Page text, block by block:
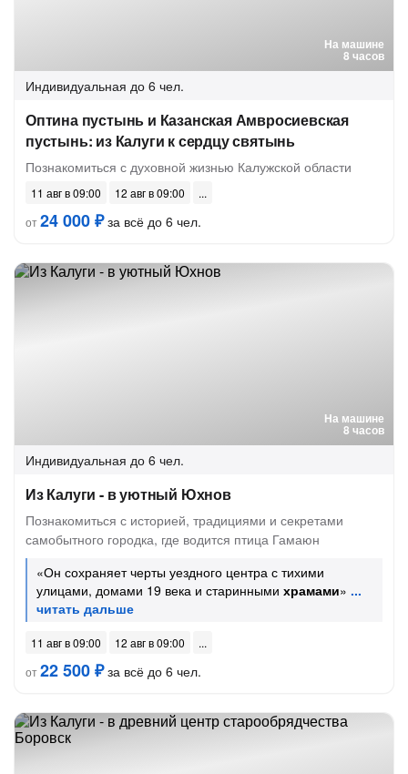
На машине
8 часов
Индивидуальная до 6 чел.
Оптина пустынь и Казанская Амвросиевская
пустынь: из Калуги к сердцу святынь
Познакомиться с духовной жизнью Калужской области
11 авг в 09:00
12 авг в 09:00
от24 000 ₽за всё до 6 чел.
На машине
8 часов
Индивидуальная до 6 чел.
Из Калуги - в уютный Юхнов
Познакомиться с историей, традициями и секретами
самобытного городка, где водится птица Гамаюн
«Он сохраняет черты уездного центра с тихими
улицами, домами 19 века и старинными храмами»
11 авг в 09:00
12 авг в 09:00
от22 500 ₽за всё до 6 чел.